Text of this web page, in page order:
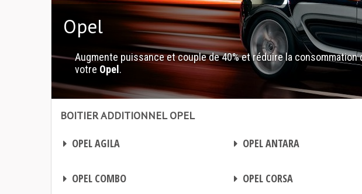
Opel
Augmente puissance et couple de 40% et réduire la
votre Opel .
BOITIER ADDITIONNEL OPEL
OPEL AGILA OPEL ANTARA
OPEL COMBO OPEL CORSA